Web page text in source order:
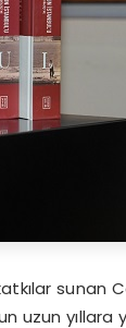
sunan
yıllara